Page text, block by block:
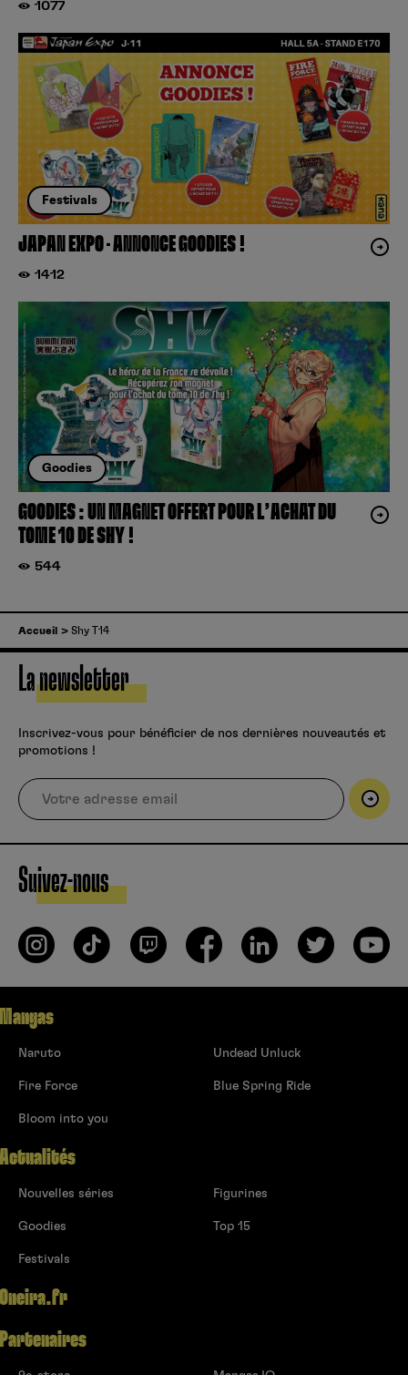
1077
Festivals
JAPAN EXPO – ANNONCE GOODIES !
1412
Goodies
GOODIES : UN MAGNET OFFERT POUR L’ACHAT DU
TOME 10 DE SHY !
544
Accueil Shy T14
La newsletter
Inscrivez-vous pour bénéficier de nos dernières nouveautés et
promotions !
Suivez-nous
Mangas
Naruto
Fire Force
Bloom into you
Undead Unluck
Blue Spring Ride
Actualités
Nouvelles séries
Goodies
Festivals
Figurines
Top 15
Oneira.fr
Partenaires